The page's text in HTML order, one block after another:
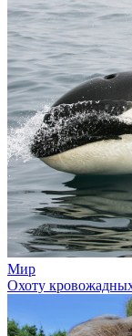
Мир
Охоту